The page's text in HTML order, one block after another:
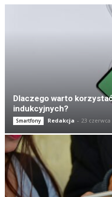
Dlaczego warto
indukcyjnych?
Smartfony Redakcja - 23 czerwca